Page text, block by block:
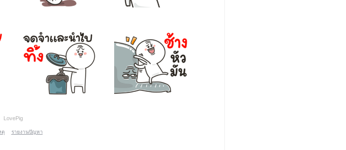
LovePig
ตุ รายงานปัญหา